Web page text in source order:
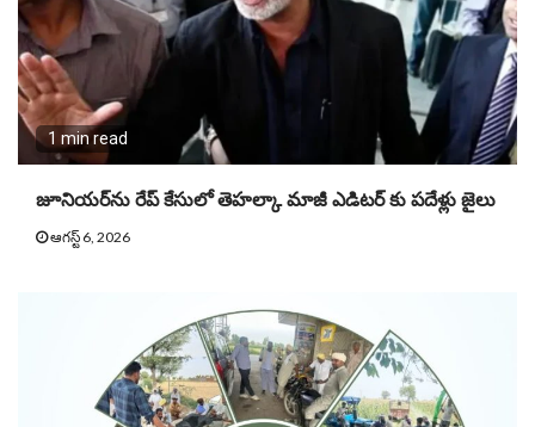
1 min read
జూనియ‌ర్‌ను రేప్ కేసులో తెహ‌ల్కా మాజీ ఎడిట‌ర్ కు పదేళ్లు జైలు
ఆగస్ట్ 6, 2026